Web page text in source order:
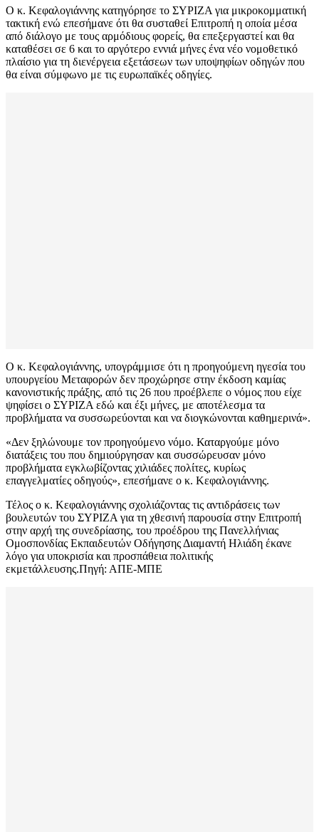
Ο κ. Κεφαλογιάννης κατηγόρησε το ΣΥΡΙΖΑ για μικροκομματική
τακτική ενώ επεσήμανε ότι θα συσταθεί Επιτροπή η οποία μέσα
από διάλογο με τους αρμόδιους φορείς, θα επεξεργαστεί και θα
καταθέσει σε 6 και το αργότερο εννιά μήνες ένα νέο νομοθετικό
πλαίσιο για τη διενέργεια εξετάσεων των υποψηφίων οδηγών που
θα είναι σύμφωνο με τις ευρωπαϊκές οδηγίες.
Ο κ. Κεφαλογιάννης, υπογράμμισε ότι η προηγούμενη ηγεσία του
υπουργείου Μεταφορών δεν προχώρησε στην έκδοση καμίας
κανονιστικής πράξης, από τις 26 που προέβλεπε ο νόμος που είχε
ψηφίσει ο ΣΥΡΙΖΑ εδώ και έξι μήνες, με αποτέλεσμα τα
προβλήματα να συσσωρεύονται και να διογκώνονται καθημερινά».
«Δεν ξηλώνουμε τον προηγούμενο νόμο. Καταργούμε μόνο
διατάξεις του που δημιούργησαν και συσσώρευσαν μόνο
προβλήματα εγκλωβίζοντας χιλιάδες πολίτες, κυρίως
επαγγελματίες οδηγούς», επεσήμανε ο κ. Κεφαλογιάννης.
Τέλος ο κ. Κεφαλογιάννης σχολιάζοντας τις αντιδράσεις των
βουλευτών του ΣΥΡΙΖΑ για τη χθεσινή παρουσία στην Επιτροπή
στην αρχή της συνεδρίασης, του προέδρου της Πανελλήνιας
Ομοσπονδίας Εκπαιδευτών Οδήγησης Διαμαντή Ηλιάδη έκανε
λόγο για υποκρισία και προσπάθεια πολιτικής
εκμετάλλευσης.Πηγή: ΑΠΕ-ΜΠΕ